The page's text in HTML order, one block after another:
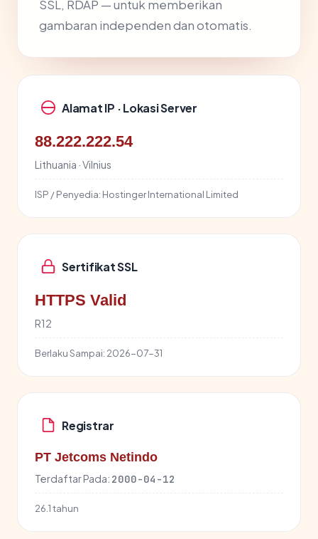
SSL, RDAP — untuk memberikan
gambaran independen dan otomatis.
Alamat IP · Lokasi Server
88.222.222.54
Lithuania · Vilnius
ISP / Penyedia: Hostinger International Limited
Sertifikat SSL
HTTPS Valid
R12
Berlaku Sampai: 2026-07-31
Registrar
PT Jetcoms Netindo
Terdaftar Pada: 2000-04-12
26.1 tahun